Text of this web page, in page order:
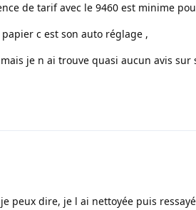
de tarif avec le 9460 est minime
c est son auto réglage ,
mais je n ai trouve quasi aucun avis
peux dire, je l ai nettoyée puis